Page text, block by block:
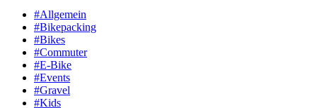
#Allgemein
#Bikepacking
#Bikes
#Commuter
#E-Bike
#Events
#Gravel
#Kids